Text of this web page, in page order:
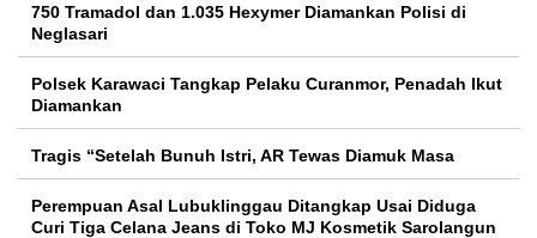
750 Tramadol dan 1.035 Hexymer Diamankan Polisi di
Neglasari
Polsek Karawaci Tangkap Pelaku Curanmor, Penadah Ikut
Diamankan
Tragis “Setelah Bunuh Istri, AR Tewas Diamuk Masa
Perempuan Asal Lubuklinggau Ditangkap Usai Diduga
Curi Tiga Celana Jeans di Toko MJ Kosmetik Sarolangun